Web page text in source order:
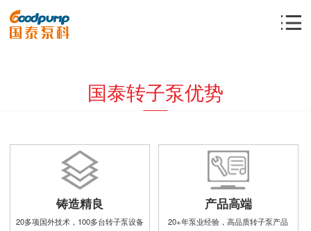
国泰转子泵优势
铸造精良
20多项国外技术，100多台转子泵设备
产品高端
20+年泵业经验，高品质转子泵产品